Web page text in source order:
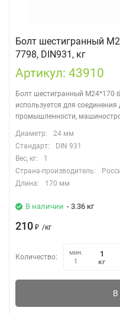
Болт шестигранный
7798, DIN931, кг
Артикул: 43910
Болт шестигранный М24*170
используется для
промышленности,
Диаметр:
24 мм
Стандарт:
DIN 931
Вес, кг:
1
Страна-производитель:
Длина:
170 мм
В наличии - 3.36 кг
210 ₽ /кг
Количество:
мин.
1
кг
В